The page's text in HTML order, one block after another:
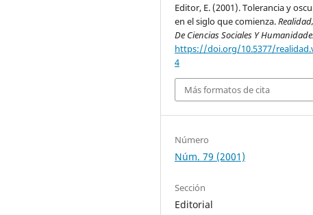
Editor, E. (2001). Tolerancia y
en el siglo que comienza.
De Ciencias Sociales Y
https://doi.org/10.5377/
4
Más formatos de cita
Número
Núm. 79 (2001)
Sección
Editorial